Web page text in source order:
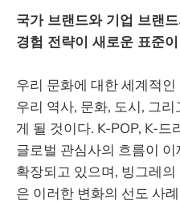
국가 브랜드와 기업 브랜
경험 전략이 새로운 표준
우리 문화에 대한 세계적
우리 역사, 문화, 도시, 그
게 될 것이다. K-POP, K-드
글로벌 관심사의 흐름이
확장되고 있으며, 빙그레
은 이러한 변화의 선도 사